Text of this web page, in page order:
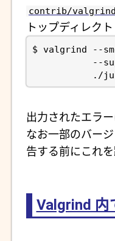
contrib/
トップディレク
出力されたエラ
なお一部のバー
告する前にこれ
Valgrind 内